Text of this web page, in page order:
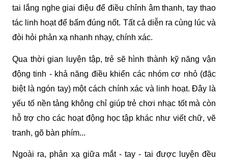
tai lắng nghe giai điệu để điều chỉnh âm thanh, tay thao
tác linh hoạt để bấm đúng nốt. Tất cả diễn ra cùng lúc và
đòi hỏi phản xạ nhanh nhạy, chính xác.
Qua thời gian luyện tập, trẻ sẽ hình thành kỹ năng vận
động tinh - khả năng điều khiển các nhóm cơ nhỏ (đặc
biệt là ngón tay) một cách chính xác và linh hoạt. Đây là
yếu tố nền tảng không chỉ giúp trẻ chơi nhạc tốt mà còn
hỗ trợ cho các hoạt động học tập khác như viết chữ, vẽ
tranh, gõ bàn phím...
Ngoài ra, phản xạ giữa mắt - tay - tai được luyện đều